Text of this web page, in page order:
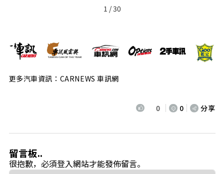
1 / 30
更多汽車資訊：CARNEWS 車訊網
0 0 分享
留言板..
很抱歉，必須登入網站才能發佈留言。